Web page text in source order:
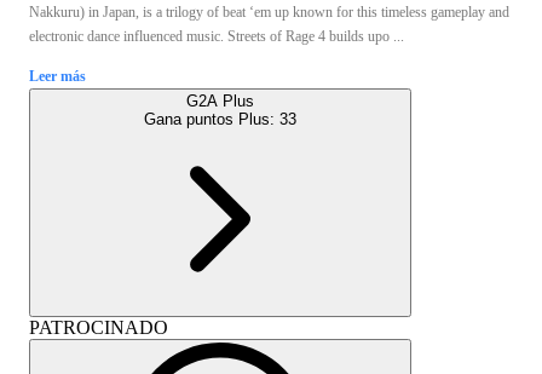
Nakkuru) in Japan, is a trilogy of beat ‘em up known for this timeless gameplay and
electronic dance influenced music. Streets of Rage 4 builds upo ...
Leer más
G2A Plus
Gana puntos Plus: 33
PATROCINADO